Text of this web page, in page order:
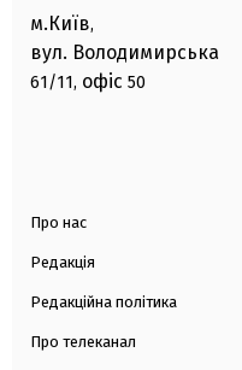
м.Київ,
вул. Володимирська
61/11, офіс 50
Про нас
Редакція
Редакційна політика
Про телеканал